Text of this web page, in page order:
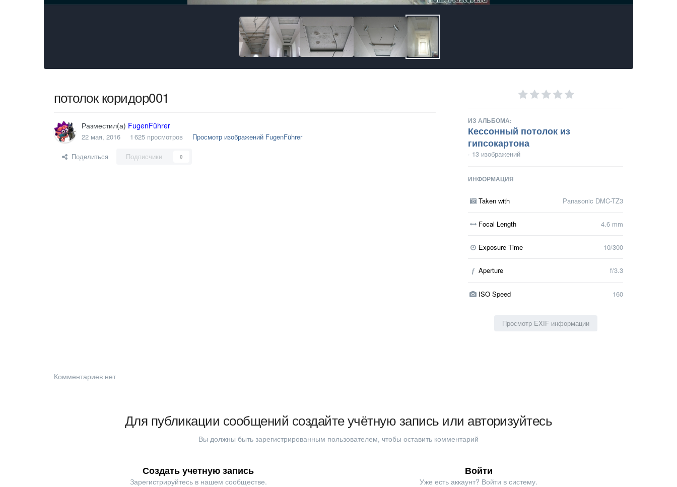
потолок коридор001
Разместил(а) FugenFührer
22 мая, 2016 1 625 просмотров Просмотр изображений FugenFührer
Поделиться Подписчики 0
ИЗ АЛЬБОМА:
Кессонный потолок из
гипсокартона
· 13 изображений
ИНФОРМАЦИЯ
Taken with Panasonic DMC-TZ3
Focal Length 4.6 mm
Exposure Time 10/300
f Aperture f/3.3
ISO Speed 160
Просмотр EXIF информации
Комментариев нет
Для публикации сообщений создайте учётную запись или авторизуйтесь
Вы должны быть зарегистрированным пользователем, чтобы оставить комментарий
Создать учетную запись
Зарегистрируйтесь в нашем сообществе.
Войти
Уже есть аккаунт? Войти в систему.